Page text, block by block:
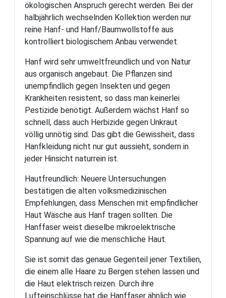
ökologischen Anspruch gerecht werden. Bei der
halbjährlich wechselnden Kollektion werden nur
reine Hanf- und Hanf/Baumwollstoffe aus
kontrolliert biologischem Anbau verwendet.
Hanf wird sehr umweltfreundlich und von Natur
aus organisch angebaut. Die Pflanzen sind
unempfindlich gegen Insekten und gegen
Krankheiten resistent, so dass man keinerlei
Pestizide benötigt. Außerdem wächst Hanf so
schnell, dass auch Herbizide gegen Unkraut
völlig unnötig sind. Das gibt die Gewissheit, dass
Hanfkleidung nicht nur gut aussieht, sondern in
jeder Hinsicht naturrein ist.
Hautfreundlich: Neuere Untersuchungen
bestätigen die alten volksmedizinischen
Empfehlungen, dass Menschen mit empfindlicher
Haut Wäsche aus Hanf tragen sollten. Die
Hanffaser weist dieselbe mikroelektrische
Spannung auf wie die menschliche Haut.
Sie ist somit das genaue Gegenteil jener Textilien,
die einem alle Haare zu Bergen stehen lassen und
die Haut elektrisch reizen. Durch ihre
Lufteinschlüsse hat die Hanffaser ähnlich wie